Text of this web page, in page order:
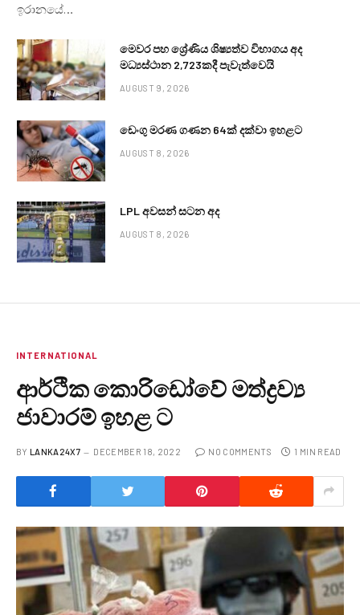
ඉරානයේ…
මෙවර පහ ශ්‍රේණිය ශිෂ්‍යත්ව විභාගය අද
මධ්‍යස්ථාන 2,723කදී පැවැත්වෙයි
AUGUST 9, 2026
ඩෙංගු මරණ ගණන 64ක් දක්වා ඉහළට
AUGUST 8, 2026
LPL අවසන් සටන අද
AUGUST 8, 2026
INTERNATIONAL
ආර්ථික කොරිඩෝවේ මත්ද්‍රව්‍ය
ජාවාරම් ඉහළ ට
BY LANKA24X7 DECEMBER 18, 2022 NO COMMENTS 1 MIN READ